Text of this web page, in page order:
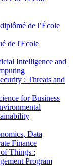
de l’École
de l'Ecole
Intelligence and
: Threats and
for Business
Data
Finance
Things :
Program